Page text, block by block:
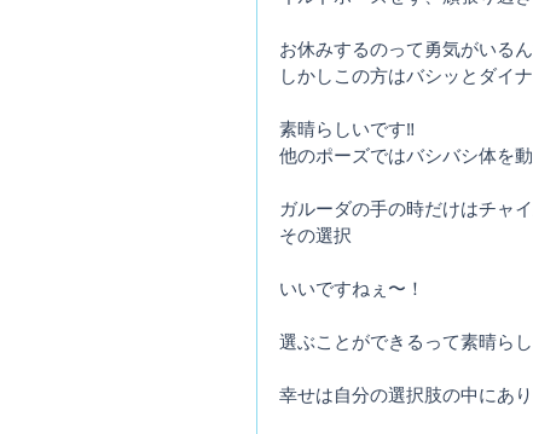
お休みするのって勇気がいるん
しかしこの方はバシッとダイ
素晴らしいです‼️
他のポーズではバシバシ体を
ガルーダの手の時だけはチャ
その選択
いいですねぇ〜！
選ぶことができるって素晴らし
幸せは自分の選択肢の中にあり